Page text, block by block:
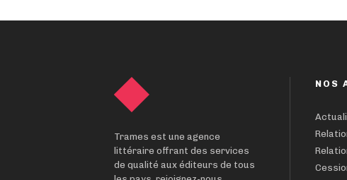
Trames est une agence
littéraire offrant des services
de qualité aux éditeurs de tous
NOS